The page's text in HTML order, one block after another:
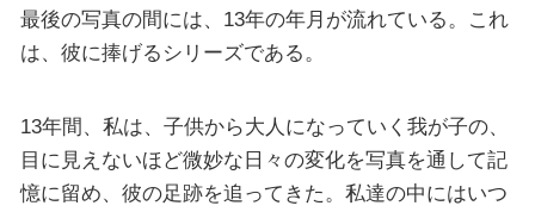
最後の写真の間には、13年の年月が流れている。これ
は、彼に捧げるシリーズである。
13年間、私は、子供から大人になっていく我が子の、
目に見えないほど微妙な日々の変化を写真を通して記
憶に留め、彼の足跡を追ってきた。私達の中にはいつ